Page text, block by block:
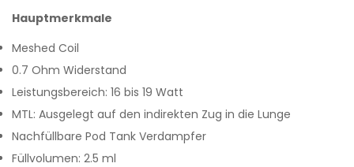
Hauptmerkmale
Meshed Coil
0.7 Ohm Widerstand
Leistungsbereich: 16 bis 19 Watt
MTL: Ausgelegt auf den indirekten Zug in die Lunge
Nachfüllbare Pod Tank Verdampfer
Füllvolumen: 2.5 ml